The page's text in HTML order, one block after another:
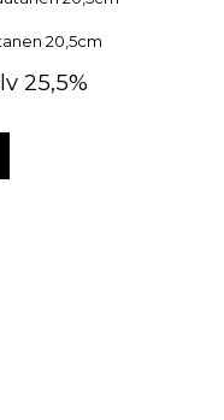
20,5cm
25,5%